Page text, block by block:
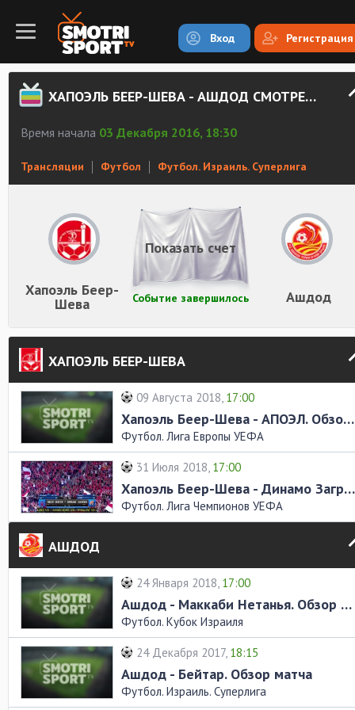
Вход Регистрация
ХАПОЭЛЬ БЕЕР-ШЕВА - АШДОД СМОТРЕТЬ ОНЛАЙН
Время начала 03 Декабря 2016, 18:30
Трансляции Футбол Футбол. Израиль. Суперлига
Хапоэль Беер-
Шева Ашдод
Событие завершилось
Показать счет
ХАПОЭЛЬ БЕЕР-ШЕВА
09 Августа 2018, 17:00
Хапоэль Беер-Шева - АПОЭЛ. Обзор матча
Футбол. Лига Европы УЕФА
31 Июля 2018, 17:00
Хапоэль Беер-Шева - Динамо Загреб. Обзор матча
Футбол. Лига Чемпионов УЕФА
АШДОД
24 Января 2018, 17:00
Ашдод - Маккаби Нетанья. Обзор матча
Футбол. Кубок Израиля
24 Декабря 2017, 18:15
Ашдод - Бейтар. Обзор матча
Футбол. Израиль. Суперлига